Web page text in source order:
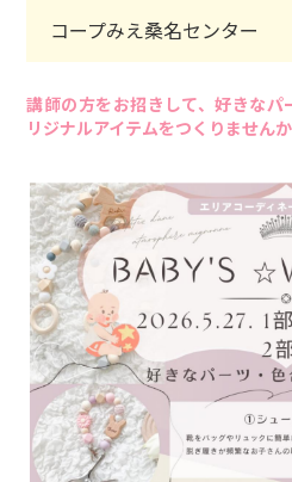
コープみえ桑名センター
講師の方をお招きして、好きな
リジナルアイテムをつくりません